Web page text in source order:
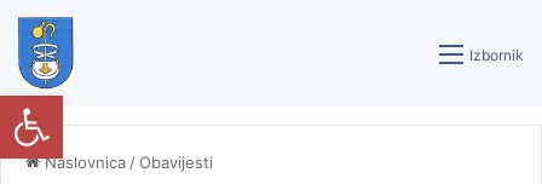
Izbornik
Naslovnica /Obavijesti
Open toolbar